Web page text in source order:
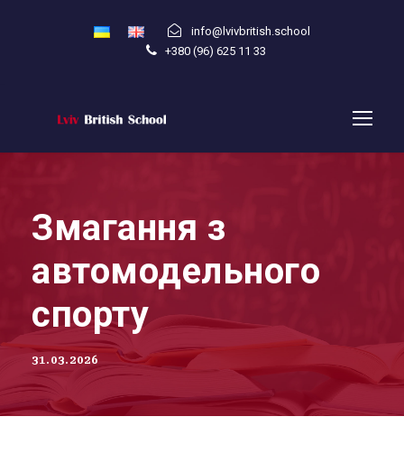
info@lvivbritish.school
+380 (96) 625 11 33
Змагання з
автомодельного
спорту
31.03.2026